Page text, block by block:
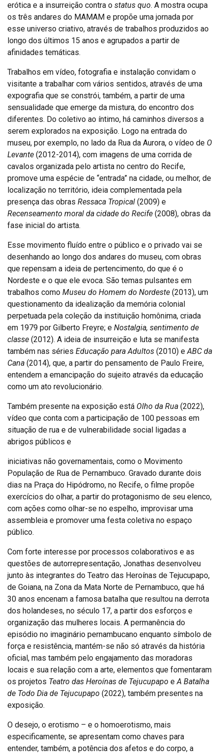
erótica e a insurreição contra o status quo. A mostra ocupa
os três andares do MAMAM e propõe uma jornada por
esse universo criativo, através de trabalhos produzidos ao
longo dos últimos 15 anos e agrupados a partir de
afinidades temáticas.
Trabalhos em vídeo, fotografia e instalação convidam o
visitante a trabalhar com vários sentidos, através de uma
expografia que se constrói, também, a partir de uma
sensualidade que emerge da mistura, do encontro dos
diferentes. Do coletivo ao íntimo, há caminhos diversos a
serem explorados na exposição. Logo na entrada do
museu, por exemplo, no lado da Rua da Aurora, o vídeo de O
Levante (2012-2014), com imagens de uma corrida de
cavalos organizada pelo artista no centro do Recife,
promove uma espécie de “entrada” na cidade, ou melhor, de
localização no território, ideia complementada pela
presença das obras Ressaca Tropical (2009) e
Recenseamento moral da cidade do Recife (2008), obras da
fase inicial do artista.
Esse movimento fluído entre o público e o privado vai se
desenhando ao longo dos andares do museu, com obras
que repensam a ideia de pertencimento, do que é o
Nordeste e o que ele evoca. São temas pulsantes em
trabalhos como Museu do Homem do Nordeste (2013), um
questionamento da idealização da memória colonial
perpetuada pela coleção da instituição homônima, criada
em 1979 por Gilberto Freyre; e Nostalgia, sentimento de
classe (2012). A ideia de insurreição e luta se manifesta
também nas séries Educação para Adultos (2010) eABC da
Cana (2014), que, a partir do pensamento de Paulo Freire,
entendem a emancipação do sujeito através da educação
como um ato revolucionário.
Também presente na exposição está Olho da Rua (2022),
vídeo que conta com a participação de 100 pessoas em
situação de rua e de vulnerabilidade social ligadas a
abrigos públicos e
iniciativas não governamentais, como o Movimento
População de Rua de Pernambuco. Gravado durante dois
dias na Praça do Hipódromo, no Recife, o filme propõe
exercícios do olhar, a partir do protagonismo de seu elenco,
com ações como olhar-se no espelho, improvisar uma
assembleia e promover uma festa coletiva no espaço
público.
Com forte interesse por processos colaborativos e as
questões de autorrepresentação, Jonathas desenvolveu
junto às integrantes do Teatro das Heroínas de Tejucupapo,
de Goiana, na Zona da Mata Norte de Pernambuco, que há
30 anos encenam a famosa batalha que resultou na derrota
dos holandeses, no século 17, a partir dos esforços e
organização das mulheres locais. A permanência do
episódio no imaginário pernambucano enquanto símbolo de
força e resistência, mantém-se não só através da história
oficial, mas também pelo engajamento das moradoras
locais e sua relação com a arte, elementos que fomentaram
os projetos Teatro das Heroínas de Tejucupapo eA Batalha
de Todo Dia de Tejucupapo (2022), também presentes na
exposição.
O desejo, o erotismo – e o homoerotismo, mais
especificamente, se apresentam como chaves para
entender, também, a potência dos afetos e do corpo, a